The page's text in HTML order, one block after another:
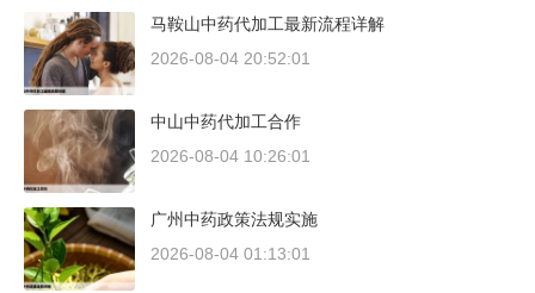
马鞍山中药代加工最新流程详解
2026-08-04 20:52:01
中山中药代加工合作
2026-08-04 10:26:01
广州中药政策法规实施
2026-08-04 01:13:01